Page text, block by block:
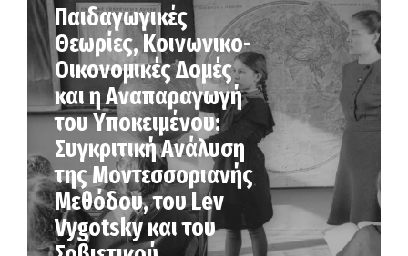
Παιδαγωγικές
Θεωρίες, Κοινωνικο-
Οικονομικές Δομές
και η Αναπαραγωγή
του Υποκειμένου:
Συγκριτική Ανάλυση
της Μοντεσσοριανής
Μεθόδου, του Lev
Vygotsky και του